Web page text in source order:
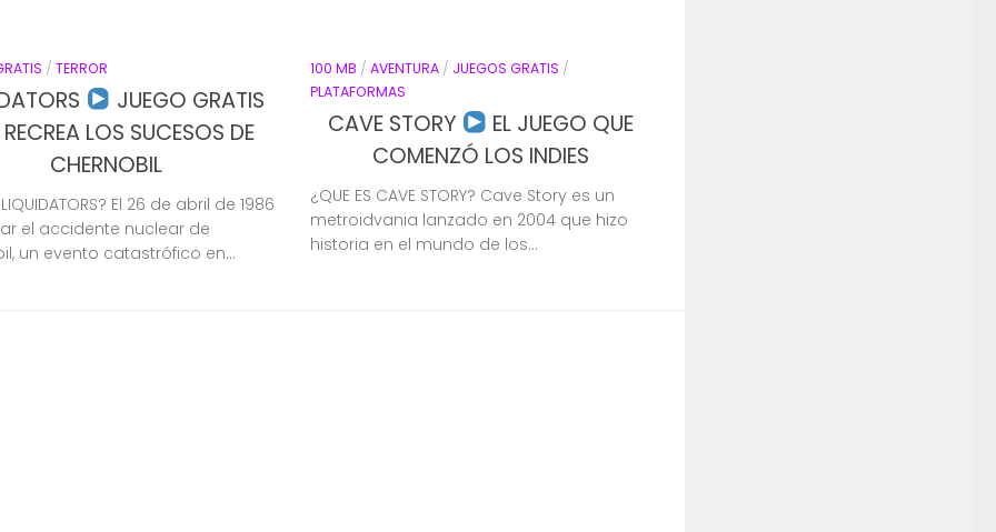
/ TERROR
JUEGO GRATIS
LOS SUCESOS DE
CHERNOBIL
LIQUIDATORS? El 26 de abril de 1986
el accidente nuclear de
un evento catastrófico en...
100 MB / AVENTURA / JUEGOS GRATIS /
PLATAFORMAS
CAVE STORY
EL JUEGO QUE
COMENZÓ LOS INDIES
¿QUE ES CAVE STORY? Cave Story es un
metroidvania lanzado en 2004 que hizo
historia en el mundo de los...